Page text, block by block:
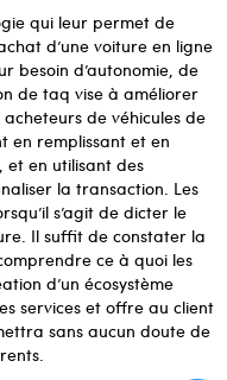
qui leur permet de
d’une voiture en ligne
besoin d’autonomie, de
de taq vise à améliorer
de véhicules de
en remplissant et en
et en utilisant des
la transaction. Les
s’agit de dicter le
Il suffit de constater la
ce à quoi les
d’un écosystème
services et offre au client
sans aucun doute de